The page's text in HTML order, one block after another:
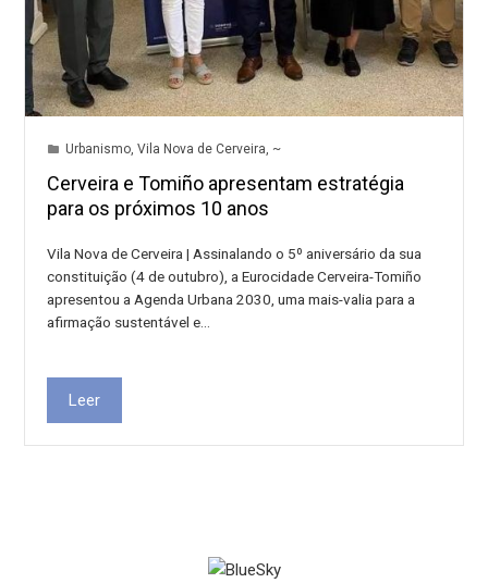
Urbanismo,Vila Nova de Cerveira, ~
Cerveira e Tomiño apresentam estratégia
para os próximos 10 anos
Vila Nova de Cerveira | Assinalando o 5º aniversário da sua
constituição (4 de outubro), a Eurocidade Cerveira-Tomiño
apresentou a Agenda Urbana 2030, uma mais-valia para a
afirmação sustentável e…
Leer